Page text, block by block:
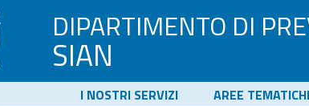
DIPARTIMENTO DI
SIAN
I NOSTRI SERVIZI AREE